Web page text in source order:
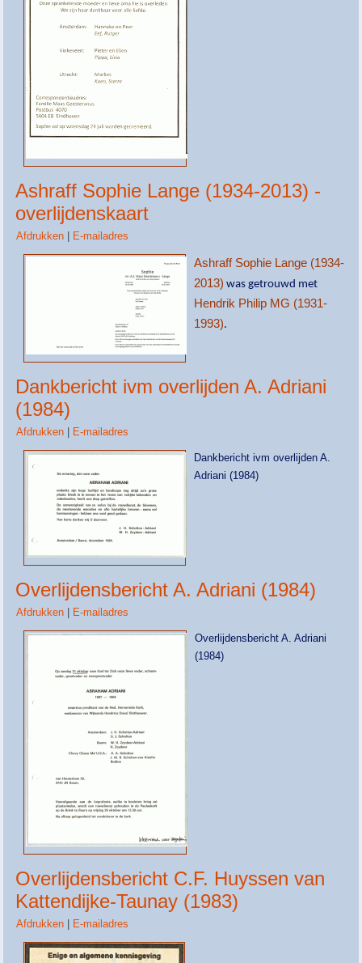
Ashraff Sophie Lange (1934-2013) -
overlijdenskaart
Afdrukken E-mailadres
Ashraff Sophie Lange (1934-
2013) was getrouwd met
Hendrik Philip MG (1931-
1993).
Dankbericht ivm overlijden A. Adriani
(1984)
Afdrukken E-mailadres
Dankbericht ivm overlijden A.
Adriani (1984)
Overlijdensbericht A. Adriani (1984)
Afdrukken E-mailadres
Overlijdensbericht A. Adriani
(1984)
Overlijdensbericht C.F. Huyssen van
Kattendijke-Taunay (1983)
Afdrukken E-mailadres